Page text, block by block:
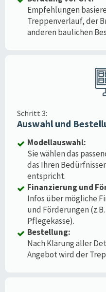
Empfehlungen
Treppenverlauf, der
anderen baulichen
Schritt 3:
Auswahl und
Modellauswahl:
Sie wählen das
das Ihren
entspricht.
Finanzierung und
Infos über mögliche
und Förderungen
Pflegekasse).
Bestellung:
Nach Klärung aller
Angebot wird der